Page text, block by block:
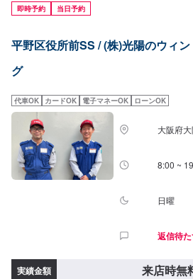
即時予約 当日予約
平野区役所前SS / (株)光陽のウィ
グ
代車OK カードOK 電子マネーOK ローンOK
大阪府
8:00 ~
日曜
返信待た
実績金額 来店時無